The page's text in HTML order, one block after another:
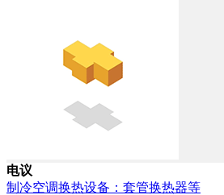
电议
制冷空调换热设备：套管换热器等